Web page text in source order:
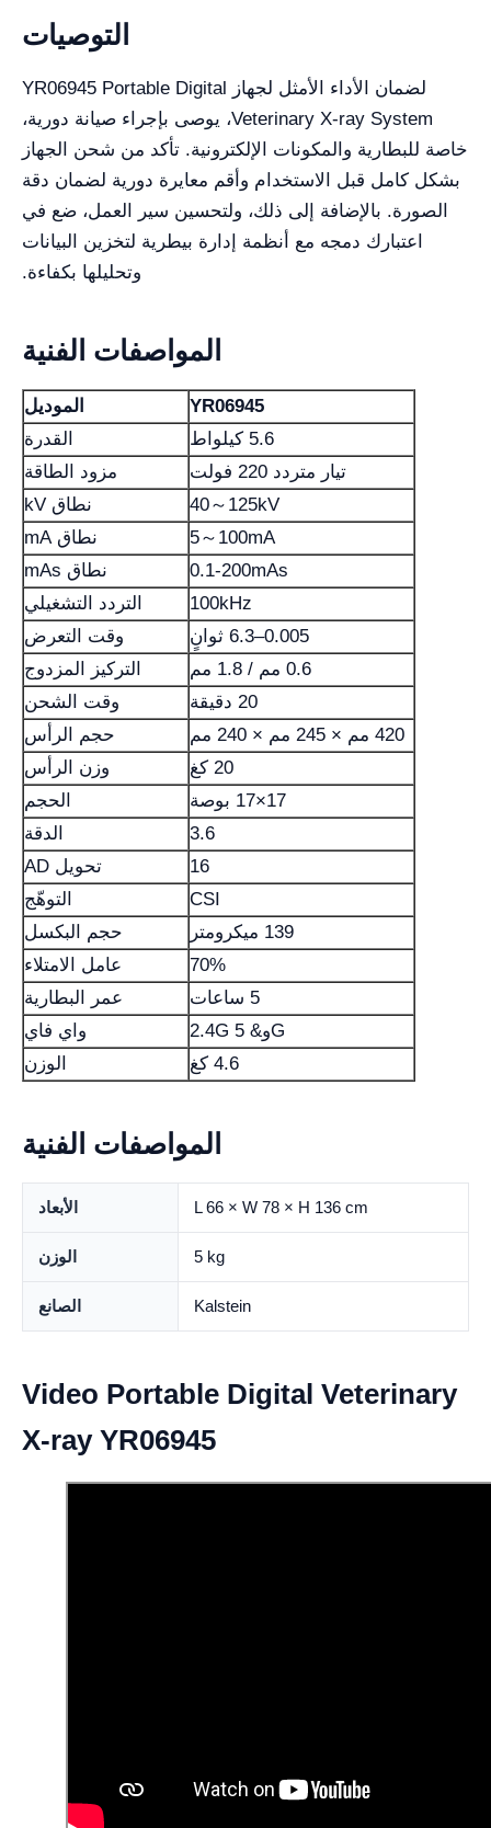
التوصيات
لضمان الأداء الأمثل لجهاز YR06945 Portable Digital
Veterinary X-ray System، يوصى بإجراء صيانة دورية،
خاصة للبطارية والمكونات الإلكترونية. تأكد من شحن الجهاز
بشكل كامل قبل الاستخدام وأقم معايرة دورية لضمان دقة
الصورة. بالإضافة إلى ذلك، ولتحسين سير العمل، ضع في
اعتبارك دمجه مع أنظمة إدارة بيطرية لتخزين البيانات
وتحليلها بكفاءة.
المواصفات الفنية
الموديل
YR06945
القدرة
5.6 كيلواط
مزود الطاقة
تيار متردد 220 فولت
نطاق kV
40～125kV
نطاق mA
5～100mA
نطاق mAs
0.1-200mAs
التردد التشغيلي
100kHz
وقت التعرض
0.005–6.3 ثوانٍ
التركيز المزدوج
0.6 مم / 1.8 مم
وقت الشحن
20 دقيقة
حجم الرأس
420 مم × 245 مم × 240 مم
وزن الرأس
20 كغ
الحجم
17×17 بوصة
الدقة
3.6
تحويل AD
16
التوهّج
CSI
حجم البكسل
139 ميكرومتر
عامل الامتلاء
70%
عمر البطارية
5 ساعات
واي فاي
2.4G و& 5G
الوزن
4.6 كغ
المواصفات الفنية
الأبعاد L 66 × W 78 × H 136 cm
الوزن 5 kg
الصانع Kalstein
Video Portable Digital Veterinary
X-ray YR06945